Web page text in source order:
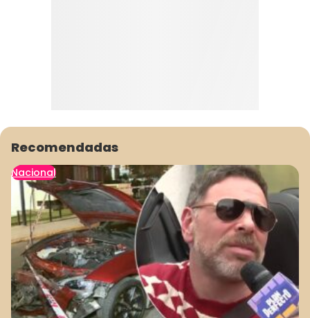
Recomendadas
Nacional